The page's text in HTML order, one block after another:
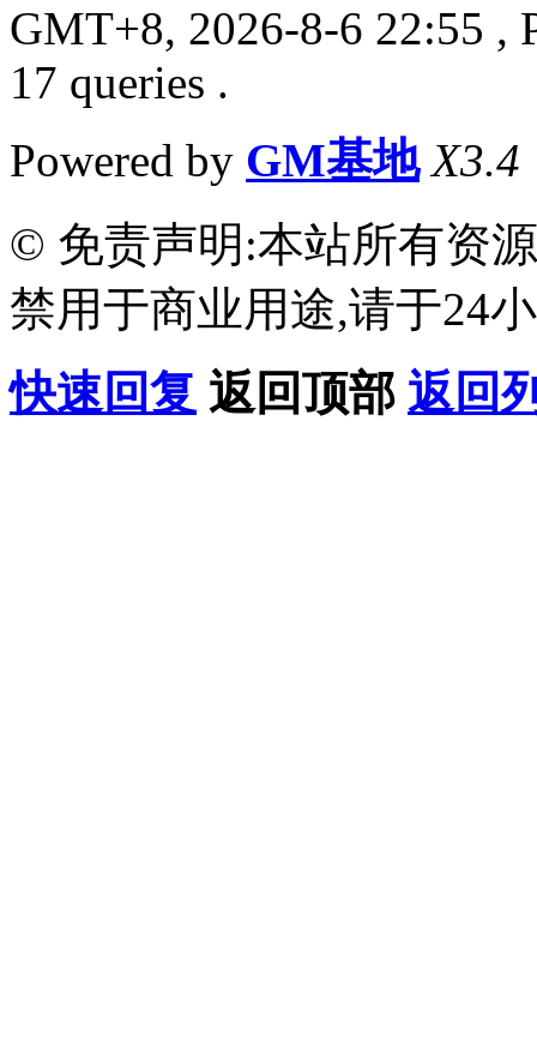
GMT+8, 2026-8-6 22:55 ,
17 queries .
Powered by GM基地 X3.4
© 免责声明:本站所有资
禁用于商业用途,请于24
快速回复 返回顶部 返回